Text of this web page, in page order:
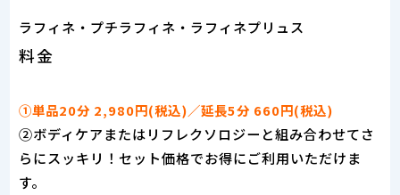
ラフィネ・プチラフィネ・ラフィネプリュス
料金
①単品20分 2,980円(税込)／延長5分 660円(税込)
②ボディケアまたはリフレクソロジーと組み合わせてさ
らにスッキリ！セット価格でお得にご利用いただけま
す。